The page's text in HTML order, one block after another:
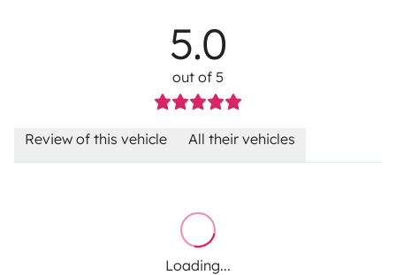
5.0
out of 5
Review of this vehicle All their vehicles
Loading...